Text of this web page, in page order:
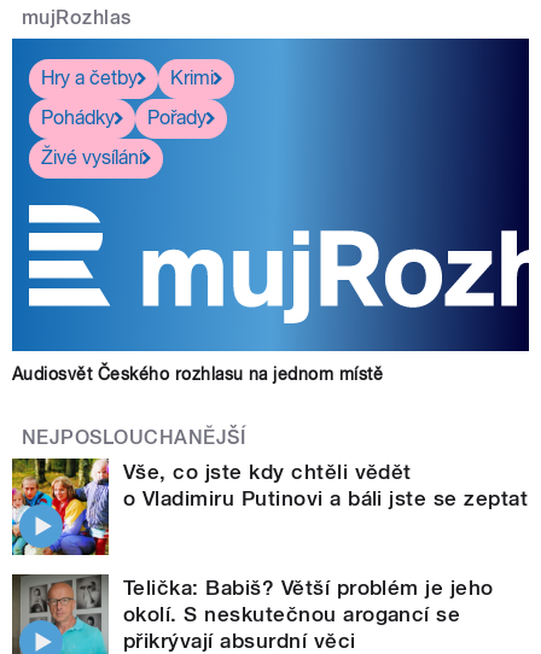
mujRozhlas
Hry a četby
Krimi
Pohádky
Pořady
Živé vysílání
Audiosvět Českého rozhlasu na jednom místě
NEJPOSLOUCHANĚJŠÍ
Vše, co jste kdy chtěli vědět
o Vladimiru Putinovi a báli jste se zeptat
Telička: Babiš? Větší problém je jeho
okolí. S neskutečnou arogancí se
přikrývají absurdní věci